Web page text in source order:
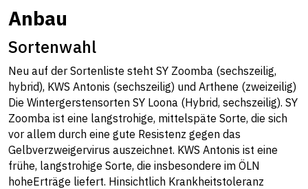
Anbau
Sortenwahl
Neu auf der Sortenliste steht SY Zoomba (sechszeilig,
hybrid), KWS Antonis (sechszeilig) und Arthene (zweizeilig)
Die Wintergerstensorten SY Loona (Hybrid, sechszeilig). SY
Zoomba ist eine langstrohige, mittelspäte Sorte, die sich
vor allem durch eine gute Resistenz gegen das
Gelbverzweigervirus auszeichnet. KWS Antonis ist eine
frühe, langstrohige Sorte, die insbesondere im ÖLN
hoheErträge liefert. Hinsichtlich Krankheitstoleranz